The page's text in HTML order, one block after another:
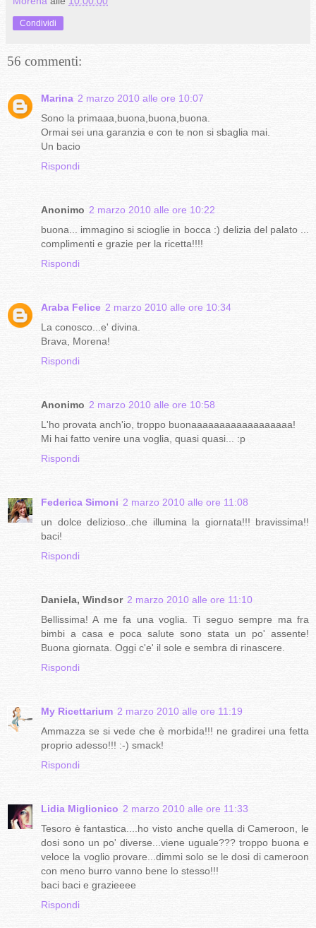
Condividi
56 commenti:
Marina 2 marzo 2010 alle ore 10:07
Sono la primaaa,buona,buona,buona.
Ormai sei una garanzia e con te non si sbaglia mai.
Un bacio
Rispondi
Anonimo 2 marzo 2010 alle ore 10:22
buona... immagino si scioglie in bocca :) delizia del palato ...
complimenti e grazie per la ricetta!!!!
Rispondi
Araba Felice 2 marzo 2010 alle ore 10:34
La conosco...e' divina.
Brava, Morena!
Rispondi
Anonimo 2 marzo 2010 alle ore 10:58
L'ho provata anch'io, troppo buonaaaaaaaaaaaaaaaaaa!
Mi hai fatto venire una voglia, quasi quasi... :p
Rispondi
Federica Simoni 2 marzo 2010 alle ore 11:08
un dolce delizioso..che illumina la giornata!!! bravissima!!
baci!
Rispondi
Daniela, Windsor 2 marzo 2010 alle ore 11:10
Bellissima! A me fa una voglia. Ti seguo sempre ma fra
bimbi a casa e poca salute sono stata un po' assente!
Buona giornata. Oggi c'e' il sole e sembra di rinascere.
Rispondi
My Ricettarium 2 marzo 2010 alle ore 11:19
Ammazza se si vede che è morbida!!! ne gradirei una fetta
proprio adesso!!! :-) smack!
Rispondi
Lidia Miglionico 2 marzo 2010 alle ore 11:33
Tesoro è fantastica....ho visto anche quella di Cameroon, le
dosi sono un po' diverse...viene uguale??? troppo buona e
veloce la voglio provare...dimmi solo se le dosi di cameroon
con meno burro vanno bene lo stesso!!!
baci baci e grazieeee
Rispondi